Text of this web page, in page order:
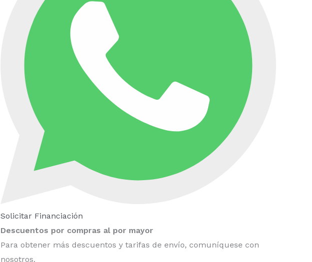
Solicitar Financiación
Descuentos por compras al por mayor
Para obtener más descuentos y tarifas de envío, comuníquese con
nosotros.